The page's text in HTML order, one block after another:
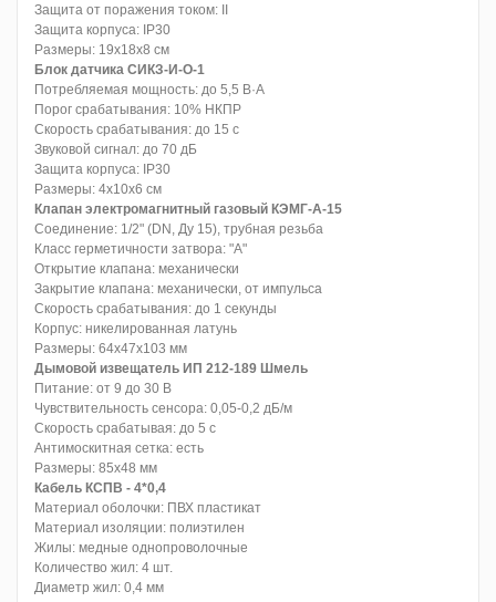
Защита от поражения током: ІІ
Защита корпуса: IP30
Размеры: 19х18х8 см
Блок датчика СИКЗ-И-О-1
Потребляемая мощность: до 5,5 В·А
Порог срабатывания: 10% НКПР
Скорость срабатывания: до 15 с
Звуковой сигнал: до 70 дБ
Защита корпуса: IP30
Размеры: 4х10х6 см
Клапан электромагнитный газовый КЭМГ-А-15
Соединение: 1/2" (DN, Ду 15), трубная резьба
Класс герметичности затвора: "А"
Открытие клапана: механически
Закрытие клапана: механически, от импульса
Скорость срабатывания: до 1 секунды
Корпус: никелированная латунь
Размеры: 64х47х103 мм
Дымовой извещатель ИП 212-189 Шмель
Питание: от 9 до 30 В
Чувствительность сенсора: 0,05-0,2 дБ/м
Скорость срабатывая: до 5 с
Антимоскитная сетка: есть
Размеры: 85х48 мм
Кабель КСПВ - 4*0,4
Материал оболочки: ПВХ пластикат
Материал изоляции: полиэтилен
Жилы: медные однопроволочные
Количество жил: 4 шт.
Диаметр жил: 0,4 мм